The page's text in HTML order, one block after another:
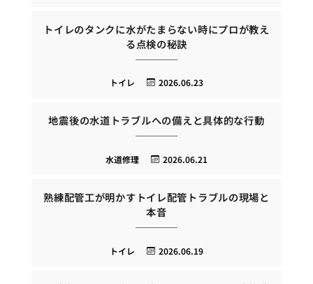
トイレのタンクに水がたまらない時にプロが教え
る点検の秘訣
2026.06.23
トイレ
地震後の水道トラブルへの備えと具体的な行動
2026.06.21
水道修理
熟練配管工が明かすトイレ配管トラブルの現場と
本音
2026.06.19
トイレ